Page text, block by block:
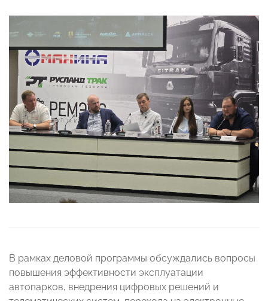
В рамках деловой программы обсуждались вопросы
повышения эффективности эксплуатации
автопарков, внедрения цифровых решений и